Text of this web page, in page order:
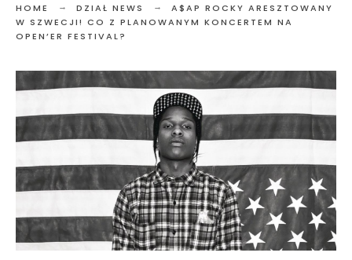
HOME DZIAŁ NEWS
A$AP ROCKY ARESZTOWANY
W SZWECJI! CO Z PLANOWANYM KONCERTEM NA
OPEN’ER FESTIVAL?